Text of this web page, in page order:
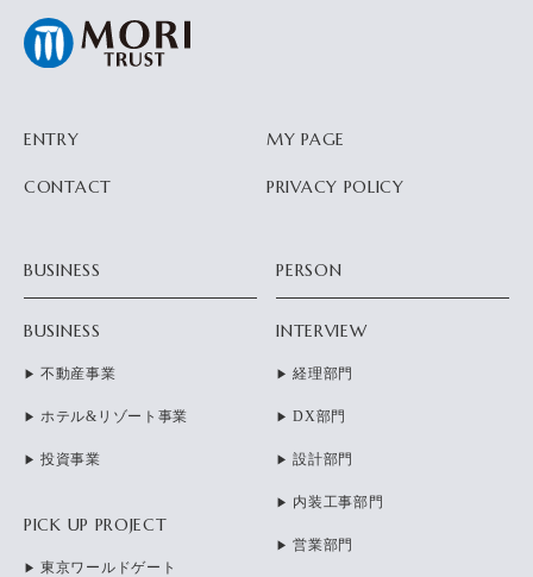
ENTRY MY PAGE
CONTACT PRIVACY POLICY
BUSINESS
BUSINESS
不動産事業
ホテル&リゾート事業
投資事業
PICK UP PROJECT
東京ワールドゲート
PERSON
INTERVIEW
経理部門
DX部門
設計部門
内装工事部門
営業部門